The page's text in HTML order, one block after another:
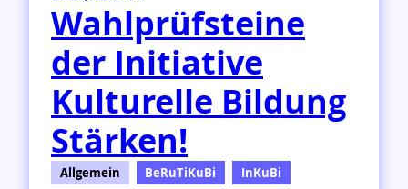
t
n
:
Wahlprüfsteine
der Initiative
Kulturelle Bildung
Stärken!
Allgemein BeRuTiKuBi InKuBi